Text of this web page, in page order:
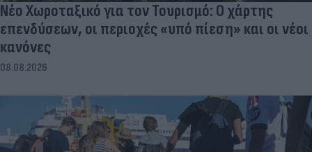
Νέο Χωροταξικό για τον Τουρισμό: Ο χάρτης
επενδύσεων, οι περιοχές «υπό πίεση» και οι νέοι
κανόνες
08.08.2026